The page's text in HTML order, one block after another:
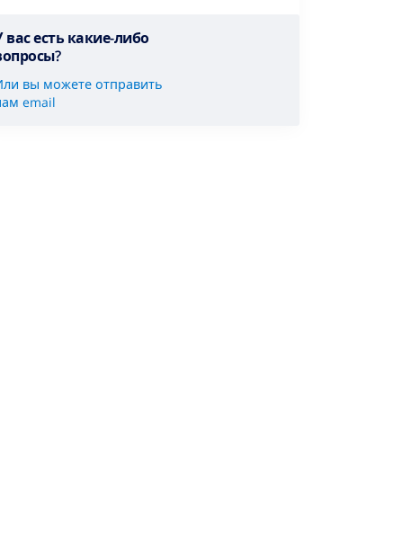
вас есть какие-либо
вы можете отправить
email